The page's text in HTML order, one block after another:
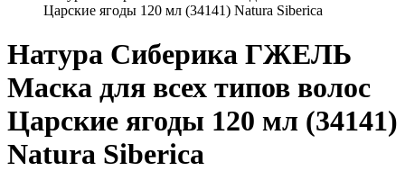
Царские ягоды 120 мл (34141) Natura Siberica
Натура Сиберика ГЖЕЛЬ
Маска для всех типов волос
Царские ягоды 120 мл (34141)
Natura Siberica